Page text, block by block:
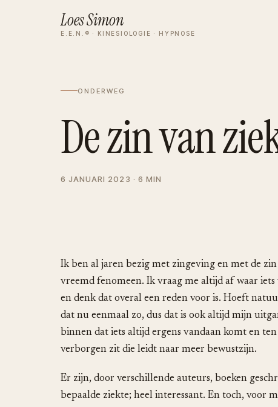
Loes Simon
E.E.N.® · KINESIOLOGIE · HYPNOSE
ONDERWEG
De zin van
6 JANUARI 2023 · 6 MIN
Ik ben al jaren bezig met zingeving en met de zin
vreemd fenomeen. Ik vraag me altijd af waar
en denk dat overal een reden voor is. Hoeft
dat nu eenmaal zo, dus dat is ook altijd mijn
binnen dat iets altijd ergens vandaan komt en
verborgen zit die leidt naar meer bewustzijn.
Er zijn, door verschillende auteurs, boeken
bepaalde ziekte; heel interessant. En toch, voor